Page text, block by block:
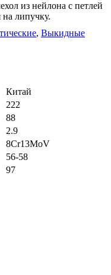
из нейлона с петлей
на липучку.
, Выкидные
Китай
222
88
2.9
8Cr13MoV
56-58
97